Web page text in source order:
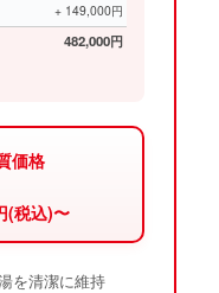
+ 149,000円
482,000円
価格
(税込)〜
を清潔に維持